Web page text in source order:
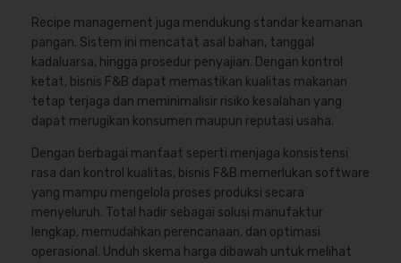
Recipe management juga mendukung standar keamanan
pangan. Sistem ini mencatat asal bahan, tanggal
kadaluarsa, hingga prosedur penyajian. Dengan kontrol
ketat, bisnis F&B dapat memastikan kualitas makanan
tetap terjaga dan meminimalisir risiko kesalahan yang
dapat merugikan konsumen maupun reputasi usaha.
Dengan berbagai manfaat seperti menjaga konsistensi
rasa dan kontrol kualitas, bisnis F&B memerlukan software
yang mampu mengelola proses produksi secara
menyeluruh. Total hadir sebagai solusi manufaktur
lengkap, memudahkan perencanaan, dan optimasi
operasional. Unduh skema harga dibawah untuk melihat